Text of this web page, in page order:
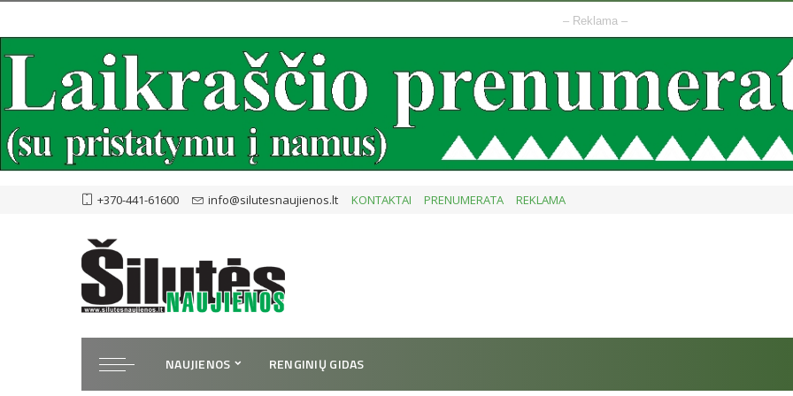
– Reklama –
+370-441-61600 info@silutesnaujienos.lt KONTAKTAI PRENUMERATA REKLAMA
NAUJIENOS RENGINIŲ GIDAS